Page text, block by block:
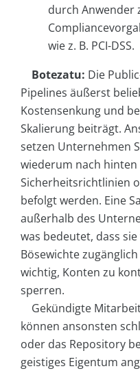
durch Anwender
wie z. B. PCI-DSS.
Botezatu: Die
Pipelines äußerst
Kostensenkung und
Skalierung beiträgt.
setzen Unternehmen
wiederum nach
Sicherheitsrichtlinien
befolgt werden. Eine
außerhalb des
was bedeutet, dass
Bösewichte
wichtig, Konten zu
sperren.
Gekündigte
können ansonsten
oder das Repository
geistiges Eigentum